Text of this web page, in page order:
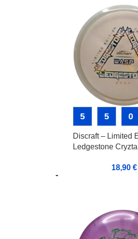
-
5 5 0
Discraft – Limited
Ledgestone
18,90 €